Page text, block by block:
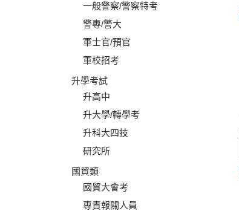
一般警察/警察特考
警專/警大
軍士官/預官
軍校招考
升學考試
升高中
升大學/轉學考
升科大四技
研究所
國貿類
國貿大會考
專責報關人員